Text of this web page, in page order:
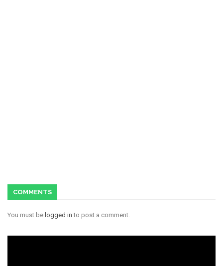
COMMENTS
You must be logged in to post a comment.